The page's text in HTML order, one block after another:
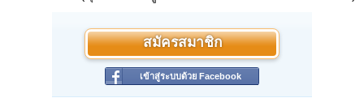
สมัครสมาชิก
เข้าสู่ระบบด้วย Facebook